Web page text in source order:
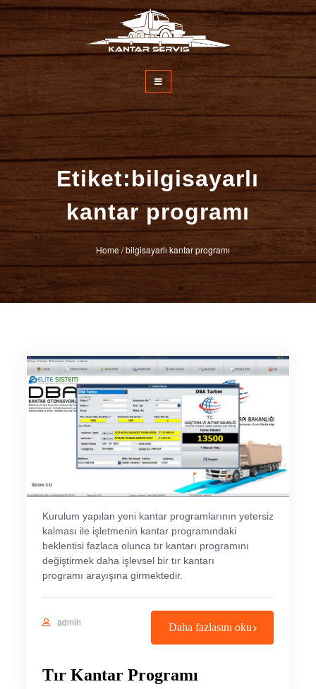
İçeriğe
Kantar Servisi
Etiket:bilgisayarlı
kantar programı
Home/bilgisayarlı kantar programı
Kurulum yapılan yeni kantar programlarının yetersiz
kalması ile işletmenin kantar programındaki
beklentisi fazlaca olunca tır kantarı programını
değiştirmek daha işlevsel bir tır kantarı
programı arayışına girmektedir.
admin Daha fazlasını oku
Tır Kantar Programı